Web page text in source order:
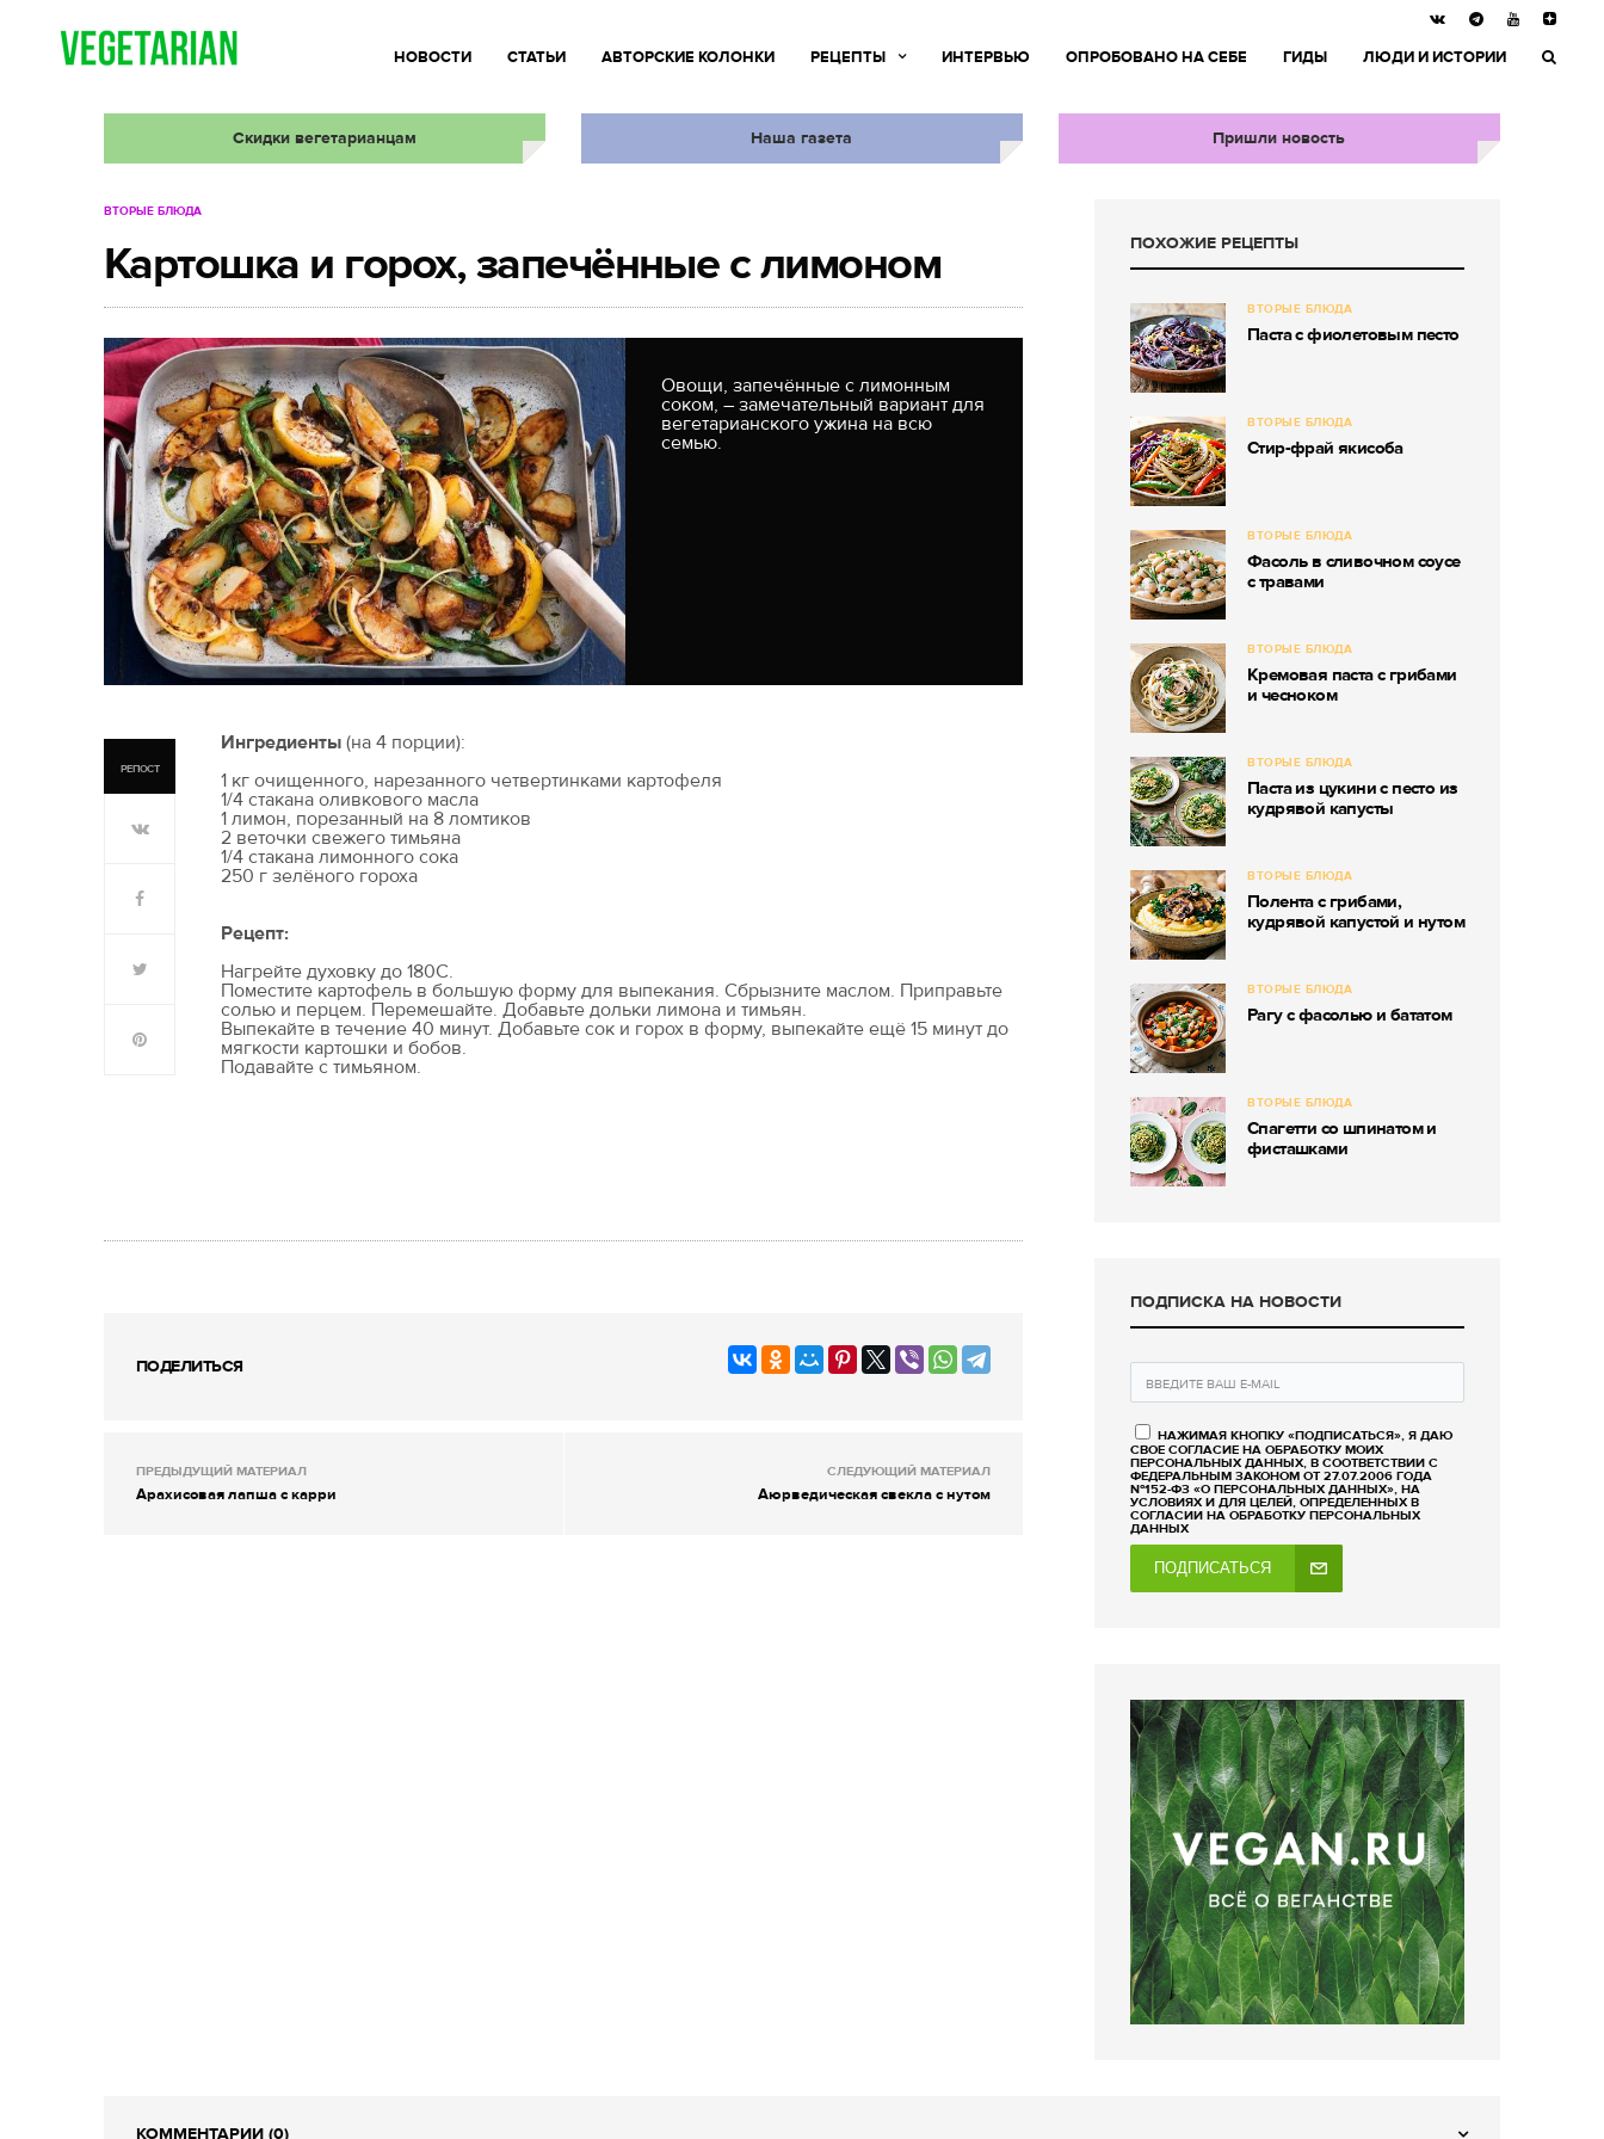
НОВОСТИ СТАТЬИ АВТОРСКИЕ КОЛОНКИ РЕЦЕПТЫ ИНТЕРВЬЮ ОПРОБОВАНО НА СЕБЕ ГИДЫ ЛЮДИ И ИСТОРИИ
Скидки вегетарианцам Наша газета Пришли новость
ВТОРЫЕ БЛЮДА
Картошка и горох, запечённые с лимоном
Овощи, запечённые с лимонным
соком, – замечательный вариант для
вегетарианского ужина на всю
семью.
РЕПОСТ
Ингредиенты (на 4 порции):
1 кг очищенного, нарезанного четвертинками картофеля
1/4 стакана оливкового масла
1 лимон, порезанный на 8 ломтиков
2 веточки свежего тимьяна
1/4 стакана лимонного сока
250 г зелёного гороха
Рецепт:
Нагрейте духовку до 180С.
Поместите картофель в большую форму для выпекания. Сбрызните маслом. Приправьте
солью и перцем. Перемешайте. Добавьте дольки лимона и тимьян.
Выпекайте в течение 40 минут. Добавьте сок и горох в форму, выпекайте ещё 15 минут до
мягкости картошки и бобов.
Подавайте с тимьяном.
ПОДЕЛИТЬСЯ
ПРЕДЫДУЩИЙ МАТЕРИАЛ
Арахисовая лапша с карри
СЛЕДУЮЩИЙ МАТЕРИАЛ
Аюрведическая свекла с нутом
ПОХОЖИЕ РЕЦЕПТЫ
ВТОРЫЕ БЛЮДА
Паста с фиолетовым песто
ВТОРЫЕ БЛЮДА
Стир-фрай якисоба
ВТОРЫЕ БЛЮДА
Фасоль в сливочном соусе
с травами
ВТОРЫЕ БЛЮДА
Кремовая паста с грибами
и чесноком
ВТОРЫЕ БЛЮДА
Паста из цукини с песто из
кудрявой капусты
ВТОРЫЕ БЛЮДА
Полента с грибами,
кудрявой капустой и нутом
ВТОРЫЕ БЛЮДА
Рагу с фасолью и бататом
ВТОРЫЕ БЛЮДА
Спагетти со шпинатом и
фисташками
ПОДПИСКА НА НОВОСТИ
НАЖИМАЯ КНОПКУ «ПОДПИСАТЬСЯ», Я ДАЮ
СВОЕ СОГЛАСИЕ НА ОБРАБОТКУ МОИХ
ПЕРСОНАЛЬНЫХ ДАННЫХ, В СООТВЕТСТВИИ С
ФЕДЕРАЛЬНЫМ ЗАКОНОМ ОТ 27.07.2006 ГОДА
№152-ФЗ «О ПЕРСОНАЛЬНЫХ ДАННЫХ», НА
УСЛОВИЯХ И ДЛЯ ЦЕЛЕЙ, ОПРЕДЕЛЕННЫХ В
СОГЛАСИИ НА ОБРАБОТКУ ПЕРСОНАЛЬНЫХ
ДАННЫХ
ПОДПИСАТЬСЯ
КОММЕНТАРИИ (0)